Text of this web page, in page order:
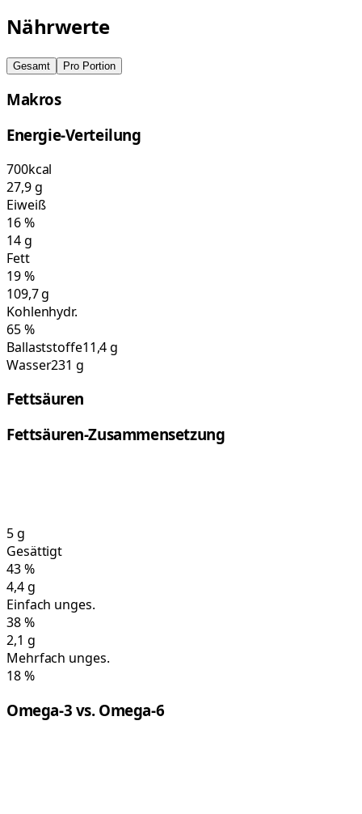
Nährwerte
Gesamt Pro Portion
Makros
Energie-Verteilung
700kcal
27,9g
Eiweiß
16%
14g
Fett
19%
109,7g
Kohlenhydr.
65%
Ballaststoffe11,4 g
Wasser231 g
Fettsäuren
Fettsäuren-Zusammensetzung
5g
Gesättigt
43%
4,4g
Einfach unges.
38%
2,1 g
Mehrfach unges.
18%
Omega-3 vs. Omega-6